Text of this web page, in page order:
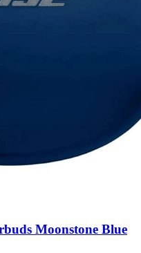
Moonstone Blue